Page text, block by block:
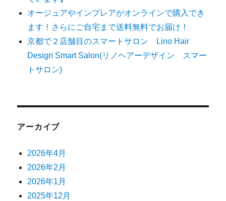
オージュアやインプレアがオンラインで購入でき
ます！さらにご自宅まで送料無料でお届け！
京都で２店舗目のスマートサロン Lino Hair
Design Smart Salon(リノヘアーデザイン スマー
トサロン)
アーカイブ
2026年4月
2026年2月
2026年1月
2025年12月